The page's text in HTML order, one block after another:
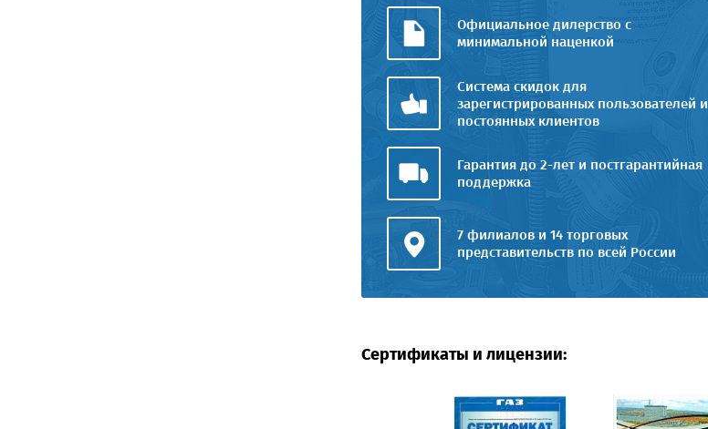
Официальное дилерство с
минимальной наценкой
Система скидок для
зарегистрированных пользователей и
постоянных клиентов
Гарантия до 2-лет и постгарантийная
поддержка
7 филиалов и 14 торговых
представительств по всей России
Сертификаты и лицензии: